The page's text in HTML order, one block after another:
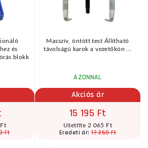
és
blokk
Ft
Masszív, öntött test Állítható
távolságú karok a vezetőkön ...
AZONNAL
Akciós ár
15 195 Ft
Ušetříte 2 065 Ft
Eredeti ár:17 260 Ft